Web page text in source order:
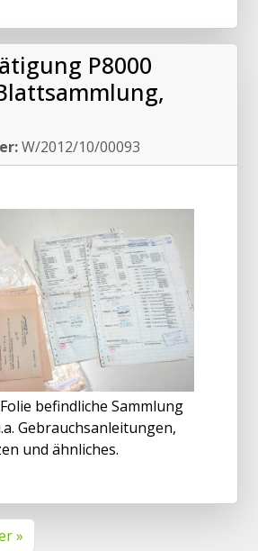
P8000
W/2012/10/00093
befindliche Sammlung
Gebrauchsanleitungen,
und ähnliches.
»